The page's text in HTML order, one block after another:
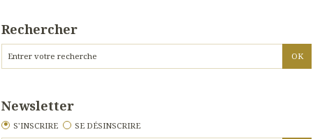
Rechercher
Newsletter
S'INSCRIRE SE DÉSINSCRIRE